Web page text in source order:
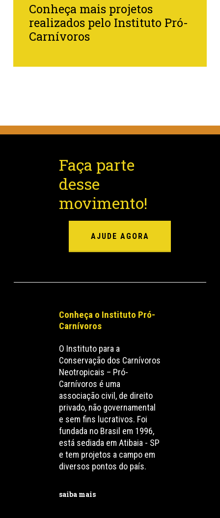
Conheça mais projetos
realizados pelo Instituto Pró-
Carnívoros
Faça parte
desse
movimento!
AJUDE AGORA
Conheça o Instituto Pró-
Carnívoros
O Instituto para a
Conservação dos Carnívoros
Neotropicais – Pró-
Carnívoros é uma
associação civil, de direito
privado, não governamental
e sem fins lucrativos. Foi
fundada no Brasil em 1996,
está sediada em Atibaia - SP
e tem projetos a campo em
diversos pontos do país.
saiba mais